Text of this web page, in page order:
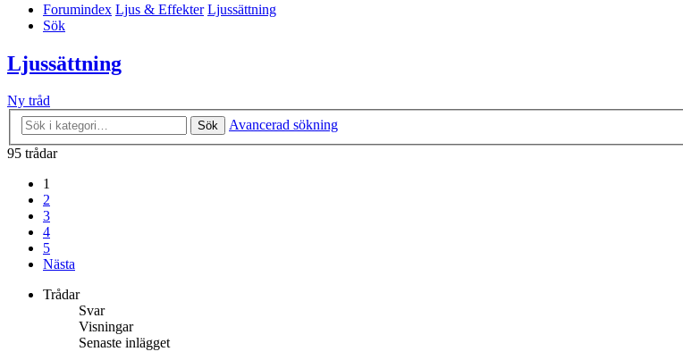
Forumindex Ljus & Effekter Ljussättning
Sök
Ljussättning
Ny tråd
Sök
Avancerad sökning
95 trådar
1
2
3
4
5
Nästa
Trådar
Svar
Visningar
Senaste inlägget